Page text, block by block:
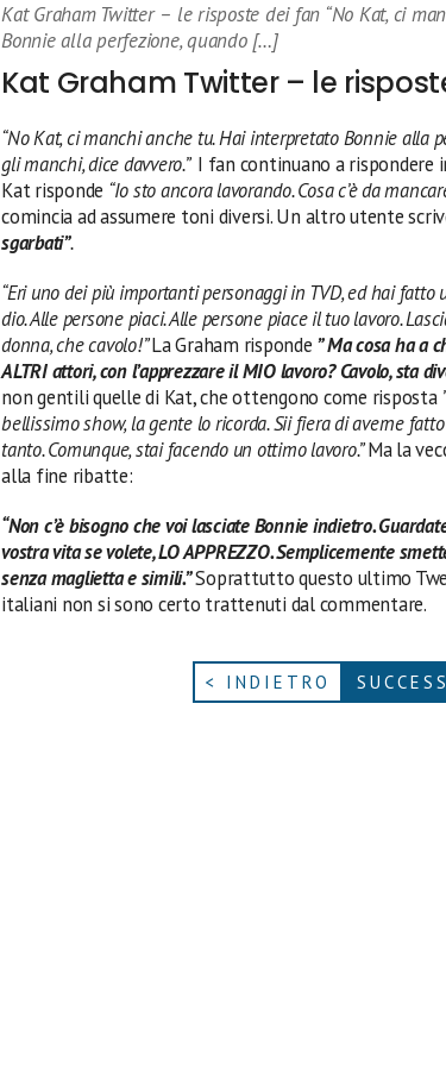
Kat Graham Twitter – le risposte dei fan “No Kat, ci
Bonnie alla perfezione, quando […]
Kat Graham Twitter – le
“No Kat, ci manchi anche tu. Hai interpretato Bonnie alla
gli manchi, dice davvero.” I fan continuano a rispondere
Kat risponde “Io sto ancora lavorando. Cosa c’è da
comincia ad assumere toni diversi. Un altro utente
sgarbati”.
“Eri uno dei più importanti personaggi in TVD, ed hai
dio. Alle persone piaci. Alle persone piace il tuo lavoro.
donna, che cavolo!”La Graham risponde ” Ma cosa ha a
ALTRI attori, con l’apprezzare il MIO lavoro? Cavolo, sta
non gentili quelle di Kat, che ottengono come risposta
bellissimo show, la gente lo ricorda. Sii fiera di averne
tanto. Comunque, stai facendo un ottimo lavoro.”Ma la
alla fine ribatte:
“Non c’è bisogno che voi lasciate Bonnie indietro.
vostra vita se volete, LO APPREZZO. Semplicemente
senza maglietta e simili.”Soprattutto questo ultimo
italiani non si sono certo trattenuti dal commentare.
< INDIETRO